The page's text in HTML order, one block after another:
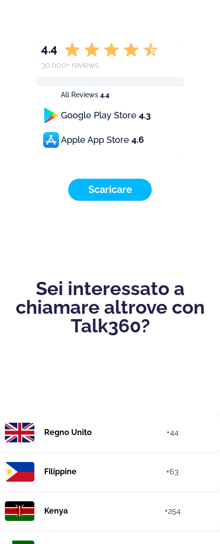
All Reviews 4.4
Google Play Store 4.3
Apple App Store 4.6
4.4
30.000+ reviews
Scaricare
Sei interessato a
chiamare altrove con
Talk360?
Regno Unito +44
Filippine +63
Kenya +254